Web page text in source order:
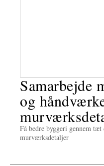
Samarbejde
og
Få bedre byggeri gennem
murværksdetaljer